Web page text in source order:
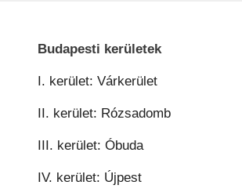
Budapesti kerületek
I. kerület: Várkerület
II. kerület: Rózsadomb
III. kerület: Óbuda
IV. kerület: Újpest